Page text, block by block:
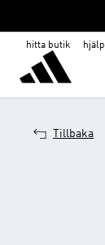
hitta butik hjälp
Tillbaka